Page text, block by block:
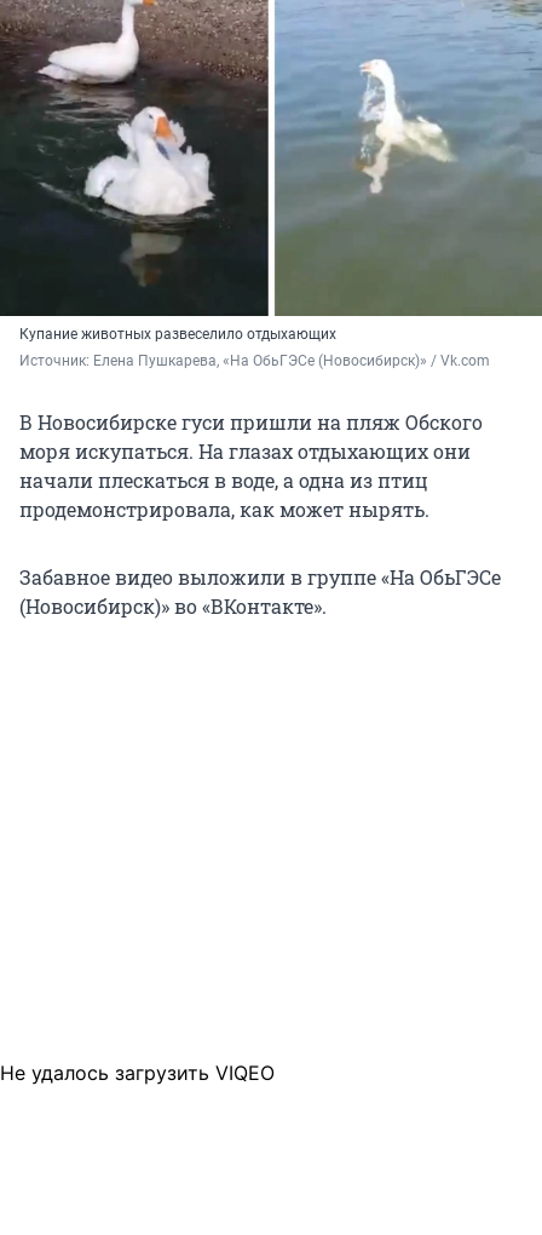
Купание животных развеселило отдыхающих
Источник: Елена Пушкарева, «На ОбьГЭСе (Новосибирск)» / Vk.com
В Новосибирске гуси пришли на пляж Обского
моря искупаться. На глазах отдыхающих они
начали плескаться в воде, а одна из птиц
продемонстрировала, как может нырять.
Забавное видео выложили в группе «На ОбьГЭСе
(Новосибирск)» во «ВКонтакте».
Не удалось загрузить VIQEO